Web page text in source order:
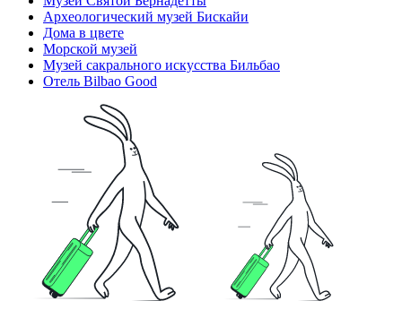
Археологический музей Бискайи
Дома в цвете
Морской музей
Музей сакрального искусства Бильбао
Отель Bilbao Good